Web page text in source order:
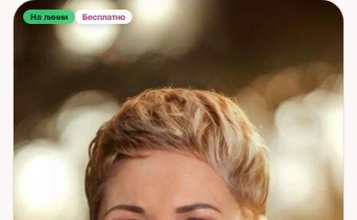
На линии Бесплатно